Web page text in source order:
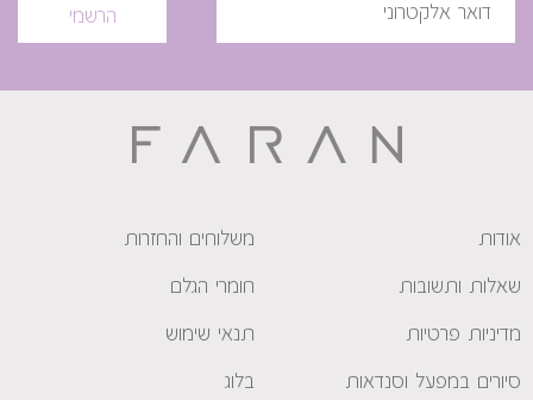
הרשמי
אודות משלוחים והחזרות
שאלות ותשובות חומרי הגלם
מדיניות פרטיות תנאי שימוש
סיורים במפעל וסנדאות בלוג